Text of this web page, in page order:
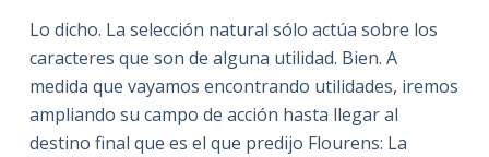
Lo dicho. La selección natural sólo actúa sobre los
caracteres que son de alguna utilidad. Bien. A
medida que vayamos encontrando utilidades, iremos
ampliando su campo de acción hasta llegar al
destino final que es el que predijo Flourens: La